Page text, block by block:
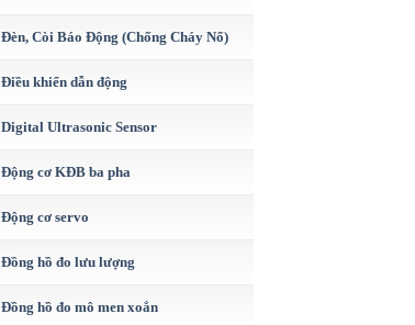
Đèn, Còi Báo Động (Chống Cháy Nổ)
Điều khiển dẫn động
Digital Ultrasonic Sensor
Động cơ KĐB ba pha
Động cơ servo
Đồng hồ đo lưu lượng
Đồng hồ đo mô men xoắn